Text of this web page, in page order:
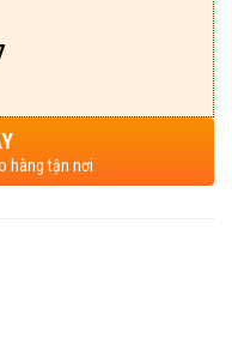
hàng tận nơi